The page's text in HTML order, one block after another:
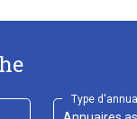
Type